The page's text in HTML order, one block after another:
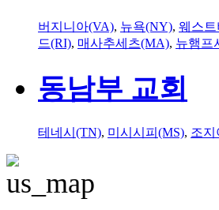
버지니아(VA), 뉴욕(NY), 웨스
드(RI), 매사추세츠(MA), 뉴햄프
동남부 교회
테네시(TN), 미시시피(MS), 조지